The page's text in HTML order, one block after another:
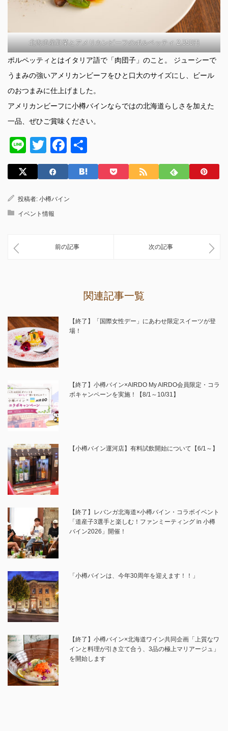
北海道産野菜とアメリカンビーフのポルペッティ 2,350円
ポルペッティとはイタリア語で「肉団子」のこと。 ジューシーで
うまみの強いアメリカンビーフをひと口大のサイズにし、ビール
のおつまみに仕上げました。
アメリカンビーフに小樽バインならではの北海道らしさを加えた
一品、ぜひご賞味ください。
LineTwitterFacebook
有
投稿者: 小樽バイン
イベント情報
前の記事 次の記事
関連記事一覧
【終了】「国際女性デー」にあわせ限定スイーツが登
場！
【終了】小樽バイン×AIRDO My AIRDO会員限定・コラ
ボキャンペーンを実施！【8/1～10/31】
【小樽バイン運河店】有料試飲開始について【6/1～】
【終了】レバンガ北海道×小樽バイン・コラボイベント
「道産子3選手と楽しむ！ファンミーティング in 小樽
バイン2026」開催！
「小樽バインは、今年30周年を迎えます！！」
【終了】小樽バイン×北海道ワイン共同企画「上質なワ
インと料理が引き立て合う、3品の極上マリアージュ」
を開始します